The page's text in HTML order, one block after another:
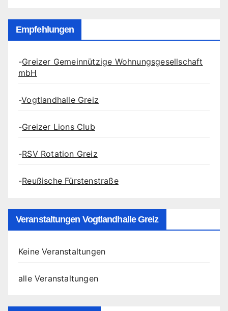
Empfehlungen
-Greizer Gemeinnützige Wohnungsgesellschaft
mbH
-Vogtlandhalle Greiz
-Greizer Lions Club
-RSV Rotation Greiz
-Reußische Fürstenstraße
Veranstaltungen Vogtlandhalle Greiz
Keine Veranstaltungen
alle Veranstaltungen